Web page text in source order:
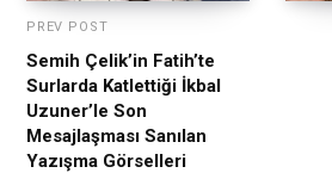
PREV POST
Semih Çelik’in Fatih’te
Surlarda Katlettiği İkbal
Uzuner’le Son
Mesajlaşması Sanılan
Yazışma Görselleri